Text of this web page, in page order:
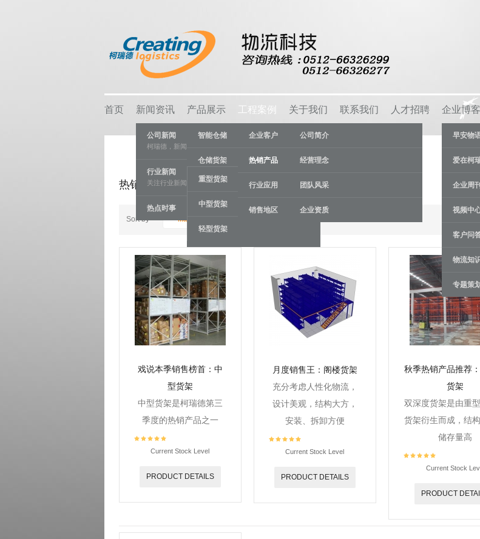
首页 新闻资讯
公司新闻
柯瑞德，新闻资讯
行业新闻
关注行业新闻，推动行业发展。
热点时事
产品展示
智能仓储
仓储货架
重型货架
中型货架
轻型货架
物流容器
车间设备
线棒系统
工程案例
企业客户
热销产品
行业应用
销售地区
关于我们
公司简介
经营理念
团队风采
企业资质
联系我们 人才招聘 企业博客
早安物
爱在柯
企业周刊
视频中
客户问
物流知
专题策划
热销产品
Sort by Manufacturer Name +/-
戏说本季销售榜首：中
型货架
中型货架是柯瑞德第三
季度的热销产品之一
Current Stock Level
PRODUCT DETAILS
月度销售王：阁楼货架
充分考虑人性化物流，
设计美观，结构大方，
安装、拆卸方便
Current Stock Level
PRODUCT DETAILS
秋季热销产品推荐
货架
双深度货架是由重
货架衍生而成，结构
储存量高
Current Stock
PRODUCT